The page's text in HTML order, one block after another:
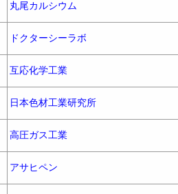
丸尾カルシウム
ドクターシーラボ
互応化学工業
日本色材工業研究所
高圧ガス工業
アサヒペン